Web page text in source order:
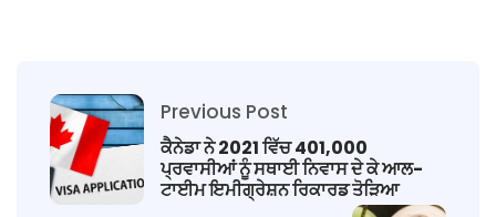
Previous Post
ਕੈਨੇਡਾ ਨੇ 2021 ਵਿੱਚ 401,000
ਪ੍ਰਵਾਸੀਆਂ ਨੂੰ ਸਥਾਈ ਨਿਵਾਸ ਦੇ ਕੇ ਆਲ-
ਟਾਈਮ ਇਮੀਗ੍ਰੇਸ਼ਨ ਰਿਕਾਰਡ ਤੋੜਿਆ